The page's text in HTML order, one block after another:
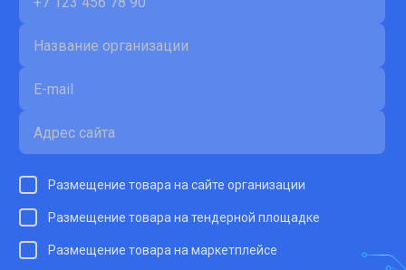
Размещение товара на сайте организации
Размещение товара на тендерной площадке
Размещение товара на маркетплейсе